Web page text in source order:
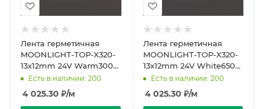
Лента герметичная
MOONLIGHT-TOP-X320-
13x12mm 24V Warm3000
(5 W/m, IP67, sauna, 15m,
wire x2) (Arligh
Есть в наличии: 200
4 025.30 ₽/м
Лента герметичная
MOONLIGHT-TOP-X320-
13x12mm 24V White6500
(5 W/m, IP67, sauna, 5m,
wire x1) (Arligh
Есть в наличии: 200
4 025.30 ₽/м